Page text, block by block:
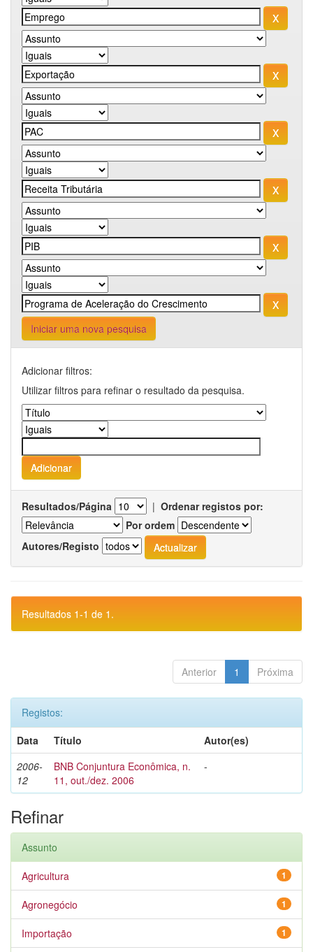
Iniciar uma nova pesquisa
Adicionar filtros:
Utilizar filtros para refinar o resultado da pesquisa.
Resultados/Página | Ordenar registos por:
Por ordem
Autores/Registo
Resultados 1-1 de 1.
Anterior 1 Próxima
Registos:
Data
Título
Autor(es)
2006-
12
BNB Conjuntura Econômica, n.
11, out./dez. 2006
-
Refinar
Assunto
1
Agricultura
1
Agronegócio
1
Importação